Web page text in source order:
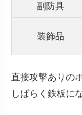
副防具
装飾品
直接攻撃ありの
しばらく鉄板に